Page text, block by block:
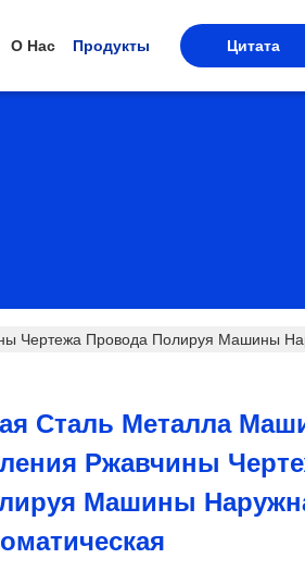
О Нас Продукты Цитата
Провода Полируя Машины
Сталь Металла
Ржавчины
Машины